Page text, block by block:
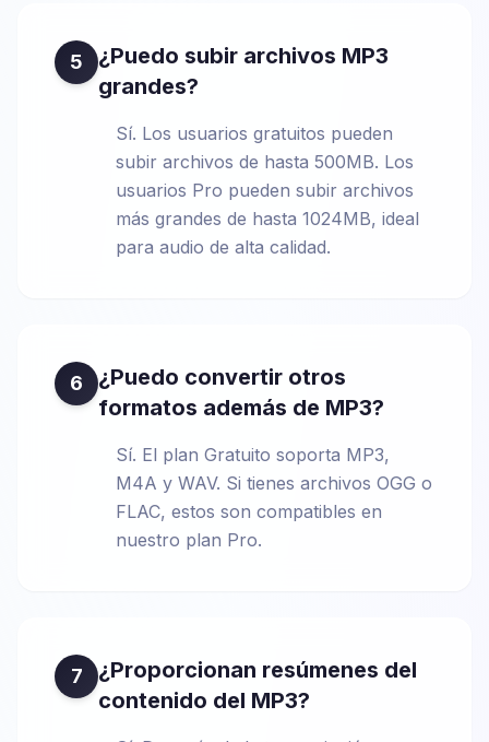
5
¿Puedo subir archivos MP3
grandes?
Sí. Los usuarios gratuitos pueden
subir archivos de hasta 500MB. Los
usuarios Pro pueden subir archivos
más grandes de hasta 1024MB, ideal
para audio de alta calidad.
6
¿Puedo convertir otros
formatos además de MP3?
Sí. El plan Gratuito soporta MP3,
M4A y WAV. Si tienes archivos OGG o
FLAC, estos son compatibles en
nuestro plan Pro.
7
¿Proporcionan resúmenes del
contenido del MP3?